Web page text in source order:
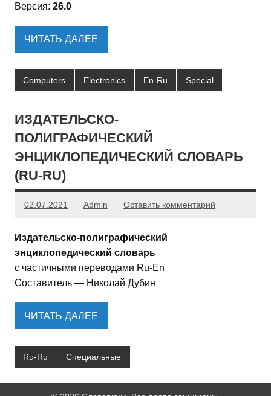
Версия: 26.0
ЧИТАТЬ ДАЛЕЕ
Computers Electronics En-Ru Special
ИЗДАТЕЛЬСКО-
ПОЛИГРАФИЧЕСКИЙ
ЭНЦИКЛОПЕДИЧЕСКИЙ СЛОВАРЬ
(RU-RU)
02.07.2021 Admin Оставить комментарий
Издательско-полиграфический
энциклопедический словарь
с частичными переводами Ru-En
Составитель — Николай Дубин
ЧИТАТЬ ДАЛЕЕ
Ru-Ru Специальные